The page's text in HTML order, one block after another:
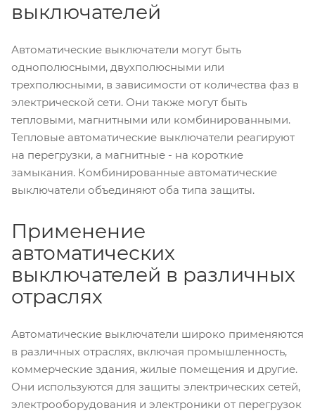
выключателей
Автоматические выключатели могут быть
однополюсными, двухполюсными или
трехполюсными, в зависимости от количества фаз в
электрической сети. Они также могут быть
тепловыми, магнитными или комбинированными.
Тепловые автоматические выключатели реагируют
на перегрузки, а магнитные - на короткие
замыкания. Комбинированные автоматические
выключатели объединяют оба типа защиты.
Применение
автоматических
выключателей в различных
отраслях
Автоматические выключатели широко применяются
в различных отраслях, включая промышленность,
коммерческие здания, жилые помещения и другие.
Они используются для защиты электрических сетей,
электрооборудования и электроники от перегрузок